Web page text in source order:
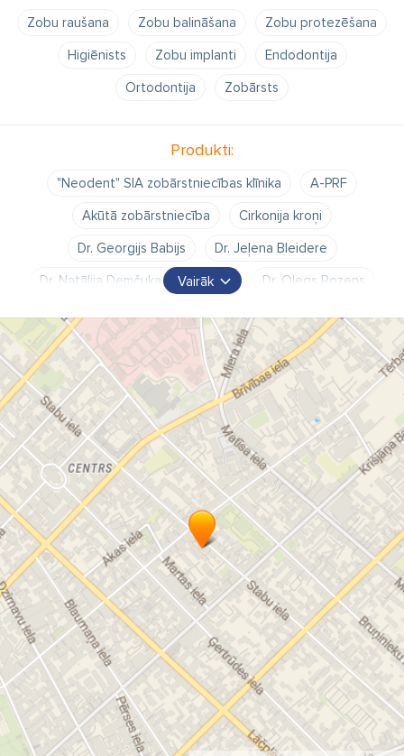
Zobu raušana Zobu balināšana
Zobu protezēšana
Higiēnists
Zobu implanti
Endodontija
Ortodontija
Zobārsts
Produkti:
"Neodent" SIA zobārstniecības klīnika
A-PRF
Akūtā zobārstniecība
Cirkonija kroņi
Dr. Georgijs Babijs
Dr. Jeļena Bleidere
Dr. Natālija Demčuka - Černišova
Dr. Oļegs Rozens
Implanti
Implantoloģija Inleja
Inlejas
Kaulu audu restaurācija
Kaulu audu transplantāti - osteograft
Kroņi
Metālkeramikas kroņi
Neodent SIA
Ortodonts
Plastmasas kroņi
Protezēšana uz implantiem
Protēzists
Rentgenoloģiskā izmeklēšana
Stomatologs
Stomatoloģija Veniri
Venīri
Zobu ekstrakcija
Zobu higiēnists
Zobu implanti K3 Pro
Zobu implantācija
Zobu implantēšana
Zobu kanālu tīrīšana
Zobu kanālu ārstēšana
Zobu labošana
Zobu protezēšana
Zobu raušana
Zobu restaurācija
Zobu ārstēšana
Zobu ķirurģija Zobārstniecība
Vairāk